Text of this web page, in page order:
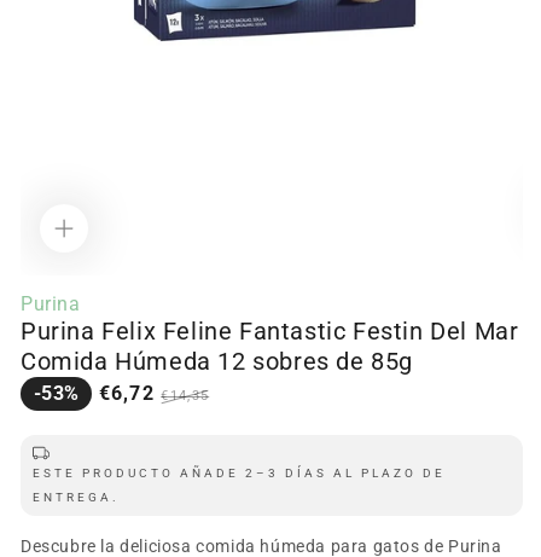
contenido
multimedia
1
en
modal
Purina
Purina Felix Feline Fantastic Festin Del Mar
Comida Húmeda 12 sobres de 85g
-53%
Precio
€6,72 Precio
€14,35
ESTE PRODUCTO AÑADE 2–3 DÍAS AL PLAZO DE
ENTREGA.
Descubre la deliciosa comida húmeda para gatos de Purina